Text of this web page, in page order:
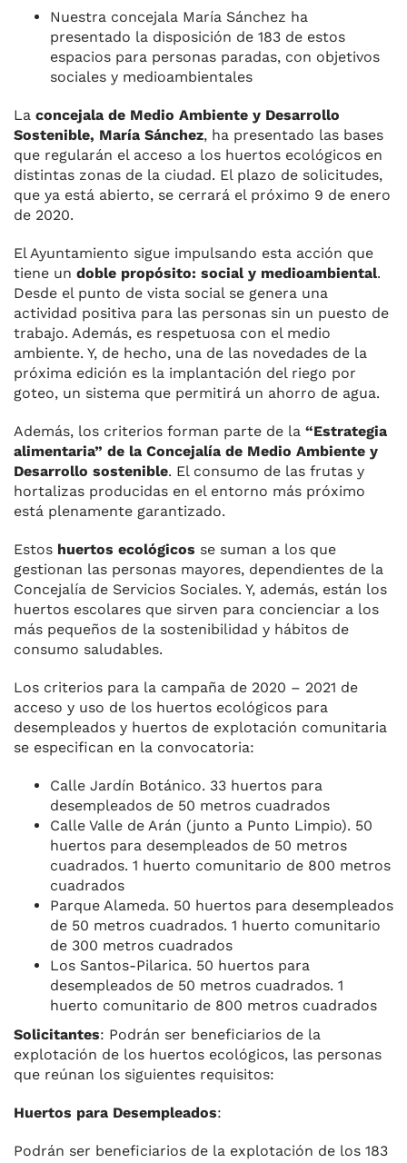
Nuestra concejala María Sánchez ha
presentado la disposición de 183 de estos
espacios para personas paradas, con objetivos
sociales y medioambientales
La concejala de Medio Ambiente y Desarrollo
Sostenible, María Sánchez, ha presentado las bases
que regularán el acceso a los huertos ecológicos en
distintas zonas de la ciudad. El plazo de solicitudes,
que ya está abierto, se cerrará el próximo 9 de enero
de 2020.
El Ayuntamiento sigue impulsando esta acción que
tiene un doble propósito: social y medioambiental.
Desde el punto de vista social se genera una
actividad positiva para las personas sin un puesto de
trabajo. Además, es respetuosa con el medio
ambiente. Y, de hecho, una de las novedades de la
próxima edición es la implantación del riego por
goteo, un sistema que permitirá un ahorro de agua.
Además, los criterios forman parte de la “Estrategia
alimentaria” de la Concejalía de Medio Ambiente y
Desarrollo sostenible. El consumo de las frutas y
hortalizas producidas en el entorno más próximo
está plenamente garantizado.
Estos huertos ecológicos se suman a los que
gestionan las personas mayores, dependientes de la
Concejalía de Servicios Sociales. Y, además, están los
huertos escolares que sirven para concienciar a los
más pequeños de la sostenibilidad y hábitos de
consumo saludables.
Los criterios para la campaña de 2020 – 2021 de
acceso y uso de los huertos ecológicos para
desempleados y huertos de explotación comunitaria
se especifican en la convocatoria:
Calle Jardín Botánico. 33 huertos para
desempleados de 50 metros cuadrados
Calle Valle de Arán (junto a Punto Limpio). 50
huertos para desempleados de 50 metros
cuadrados. 1 huerto comunitario de 800 metros
cuadrados
Parque Alameda. 50 huertos para desempleados
de 50 metros cuadrados. 1 huerto comunitario
de 300 metros cuadrados
Los Santos-Pilarica. 50 huertos para
desempleados de 50 metros cuadrados. 1
huerto comunitario de 800 metros cuadrados
Solicitantes: Podrán ser beneficiarios de la
explotación de los huertos ecológicos, las personas
que reúnan los siguientes requisitos:
Huertos para Desempleados:
Podrán ser beneficiarios de la explotación de los 183